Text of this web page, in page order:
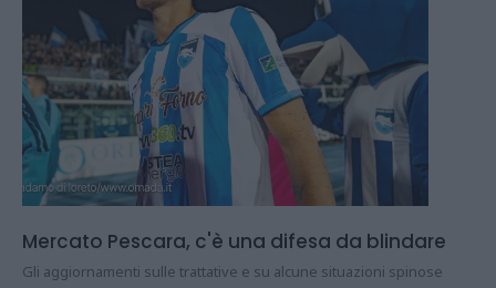
Mercato Pescara, c'è una difesa da blindare
Gli aggiornamenti sulle trattative e su alcune situazioni spinose